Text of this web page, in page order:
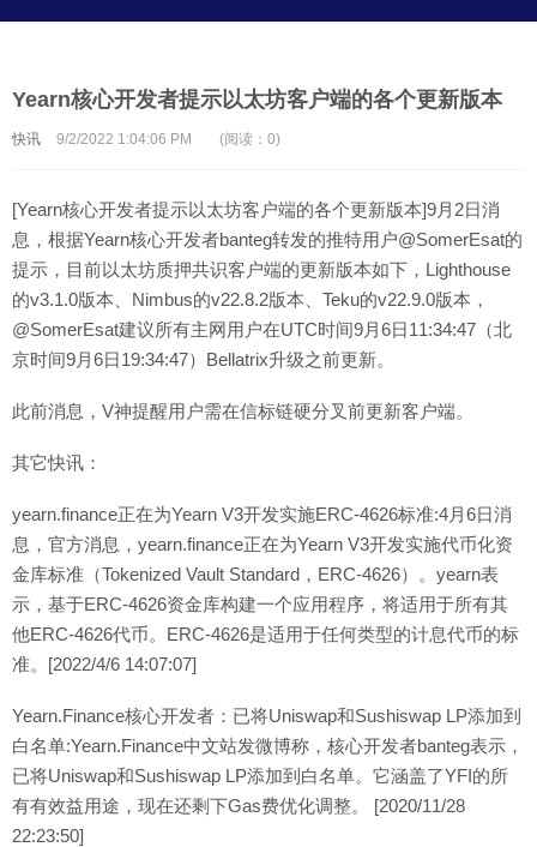
Yearn核心开发者提示以太坊客户端的各个更新版本
快讯 9/2/2022 1:04:06 PM (阅读：0)
[Yearn核心开发者提示以太坊客户端的各个更新版本]9月2日消
息，根据Yearn核心开发者banteg转发的推特用户@SomerEsat的
提示，目前以太坊质押共识客户端的更新版本如下，Lighthouse
的v3.1.0版本、Nimbus的v22.8.2版本、Teku的v22.9.0版本，
@SomerEsat建议所有主网用户在UTC时间9月6日11:34:47（北
京时间9月6日19:34:47）Bellatrix升级之前更新。
此前消息，V神提醒用户需在信标链硬分叉前更新客户端。
其它快讯：
yearn.finance正在为Yearn V3开发实施ERC-4626标准:4月6日消
息，官方消息，yearn.finance正在为Yearn V3开发实施代币化资
金库标准（Tokenized Vault Standard，ERC-4626）。yearn表
示，基于ERC-4626资金库构建一个应用程序，将适用于所有其
他ERC-4626代币。ERC-4626是适用于任何类型的计息代币的标
准。[2022/4/6 14:07:07]
Yearn.Finance核心开发者：已将Uniswap和Sushiswap LP添加到
白名单:Yearn.Finance中文站发微博称，核心开发者banteg表示，
已将Uniswap和Sushiswap LP添加到白名单。它涵盖了YFI的所
有有效益用途，现在还剩下Gas费优化调整。 ​​​[2020/11/28
22:23:50]